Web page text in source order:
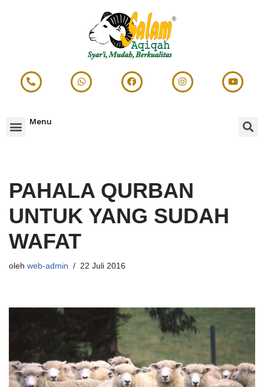
Menu
PAHALA QURBAN
UNTUK YANG SUDAH
WAFAT
oleh web-admin 22 Juli 2016